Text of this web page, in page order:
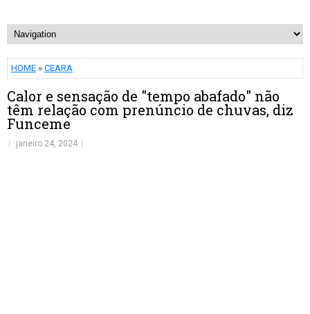
HOME » CEARA
Calor e sensação de "tempo abafado" não
têm relação com prenúncio de chuvas, diz
Funceme
janeiro 24, 2024